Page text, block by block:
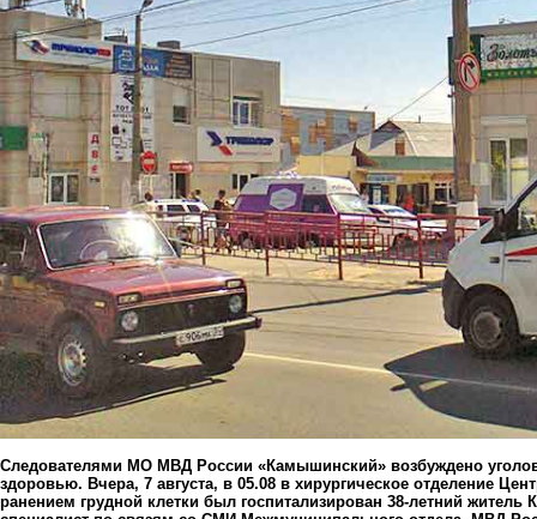
Следователями МО МВД России «Камышинский» возбуждено
здоровью. Вчера, 7 августа, в 05.08 в хирургическое отделение
ранением грудной клетки был госпитализирован 38-летний